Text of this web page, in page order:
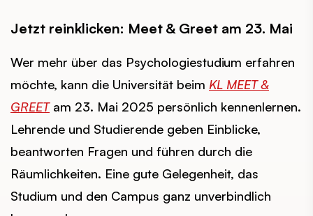
Jetzt reinklicken: Meet & Greet am 23. Mai
Wer mehr über das Psychologiestudium erfahren
möchte, kann die Universität beim KL MEET &
GREET am 23. Mai 2025 persönlich kennenlernen.
Lehrende und Studierende geben Einblicke,
beantworten Fragen und führen durch die
Räumlichkeiten. Eine gute Gelegenheit, das
Studium und den Campus ganz unverbindlich